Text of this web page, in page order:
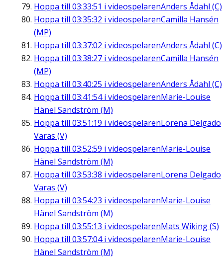
Hoppa till 03:33:51 i videospelarenAnders Ådahl (C)
Hoppa till 03:35:32 i videospelarenCamilla Hansén
(MP)
Hoppa till 03:37:02 i videospelarenAnders Ådahl (C)
Hoppa till 03:38:27 i videospelarenCamilla Hansén
(MP)
Hoppa till 03:40:25 i videospelarenAnders Ådahl (C)
Hoppa till 03:41:54i videospelarenMarie-Louise
Hänel Sandström (M)
Hoppa till 03:51:19 i videospelarenLorena Delgado
Varas (V)
Hoppa till 03:52:59 i videospelarenMarie-Louise
Hänel Sandström (M)
Hoppa till 03:53:38 i videospelarenLorena Delgado
Varas (V)
Hoppa till 03:54:23 i videospelarenMarie-Louise
Hänel Sandström (M)
Hoppa till 03:55:13 i videospelarenMats Wiking (S)
Hoppa till 03:57:04i videospelarenMarie-Louise
Hänel Sandström (M)